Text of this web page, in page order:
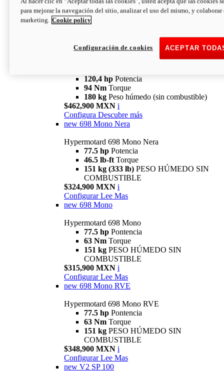
94 NmTorque
180 kgPESO HÚMEDO SIN
COMBUSTIBLE
newV2 SP
120,4 hp Potencia
94 Nm Torque
180 kg Peso húmedo (sin combustible)
$462,900 MXN i
Configura Descubre más
new 698 Mono Nera
Hypermotard 698 Mono Nera
77.5 hp Potencia
46.5 lb-ft Torque
151 kg (333 lb) PESO HÚMEDO SIN
COMBUSTIBLE
$324,900 MXN i
Configurar Lee Mas
new 698 Mono
Hypermotard 698 Mono
77.5 hp Pontencia
63 Nm Torque
151 kg PESO HÚMEDO SIN
COMBUSTIBLE
$315,900 MXN i
Configurar Lee Mas
new 698 Mono RVE
Hypermotard 698 Mono RVE
77.5 hp Pontencia
63 Nm Torque
151 kg PESO HÚMEDO SIN
COMBUSTIBLE
$348,900 MXN i
Configurar Lee Mas
new V2 SP 100
para mejorar la navegación del sitio, analizar el uso del mismo, y colaborar
marketing. Cookie policy
ACEPTAR
Configuración de cookies